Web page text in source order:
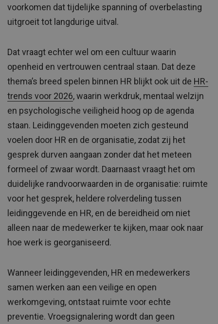
voorkomen dat tijdelijke spanning of overbelasting
uitgroeit tot langdurige uitval.
Dat vraagt echter wel om een cultuur waarin
openheid en vertrouwen centraal staan. Dat deze
thema’s breed spelen binnen HR blijkt ook uit de HR-
trends voor 2026, waarin werkdruk, mentaal welzijn
en psychologische veiligheid hoog op de agenda
staan. Leidinggevenden moeten zich gesteund
voelen door HR en de organisatie, zodat zij het
gesprek durven aangaan zonder dat het meteen
formeel of zwaar wordt. Daarnaast vraagt het om
duidelijke randvoorwaarden in de organisatie: ruimte
voor het gesprek, heldere rolverdeling tussen
leidinggevende en HR, en de bereidheid om niet
alleen naar de medewerker te kijken, maar ook naar
hoe werk is georganiseerd.
Wanneer leidinggevenden, HR en medewerkers
samen werken aan een veilige en open
werkomgeving, ontstaat ruimte voor echte
preventie. Vroegsignalering wordt dan geen